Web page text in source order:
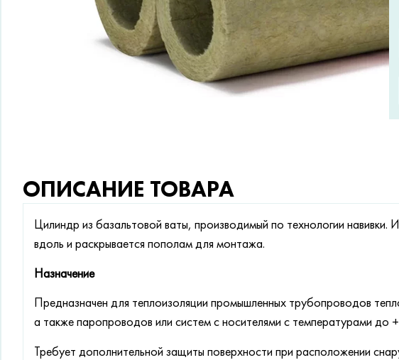
ОПИСАНИЕ ТОВАРА
Цилиндр из базальтовой ваты, производимый по технологии навивки.
вдоль и раскрывается пополам для монтажа.
Назначение
Предназначен для теплоизоляции промышленных трубопроводов
а также паропроводов или систем с носителями с температурами до
Требует дополнительной защиты поверхности при расположении